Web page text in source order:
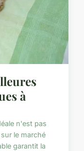
à
n'est pas
le marché
garantit la